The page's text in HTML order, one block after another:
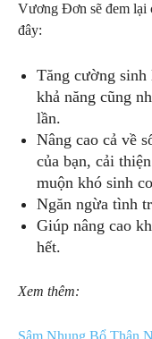
Vương Đơn sẽ đem lại
đây:
Tăng cường
khả năng cũng
lần.
Nâng cao cả về
của bạn, cải
muộn khó sinh
Ngăn ngừa tình
Giúp nâng cao
hết.
Xem thêm:
Sâm Nhung Bổ Thận